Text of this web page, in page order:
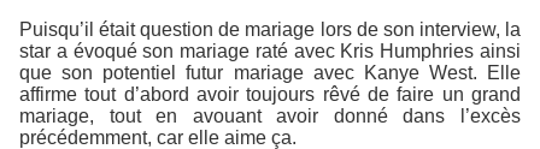
Puisqu’il était question de mariage lors de son interview, la
star a évoqué son mariage raté avec Kris Humphries ainsi
que son potentiel futur mariage avec Kanye West. Elle
affirme tout d’abord avoir toujours rêvé de faire un grand
mariage, tout en avouant avoir donné dans l’excès
précédemment, car elle aime ça.